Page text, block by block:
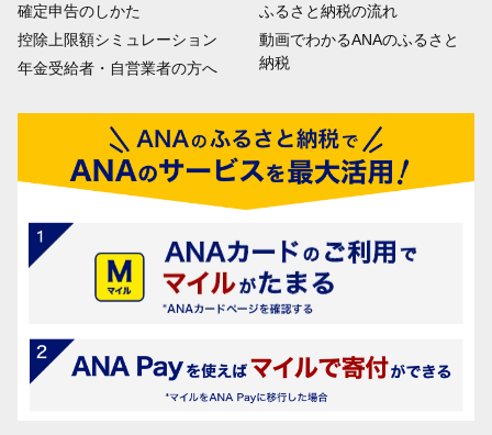
確定申告のしかた
控除上限額シミュレーション
年金受給者・自営業者の方へ
ふるさと納税の流れ
動画でわかるANAのふるさと
納税